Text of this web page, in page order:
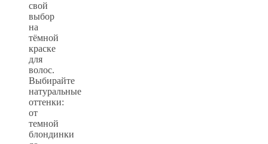
свой
выбор
на
тёмной
краске
для
волос.
Выбирайте
натуральные
оттенки:
от
темной
блондинки